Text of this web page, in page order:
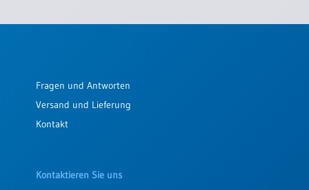
Fragen und Antworten
Versand und Lieferung
Kontakt
Kontaktieren Sie uns